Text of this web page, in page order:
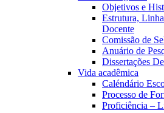
Objetivos e
Estrutura,
Docente
Comissão de
Anuário de
Dissertações
Vida acadêmica
Caléndário
Processo de
Proficiência –